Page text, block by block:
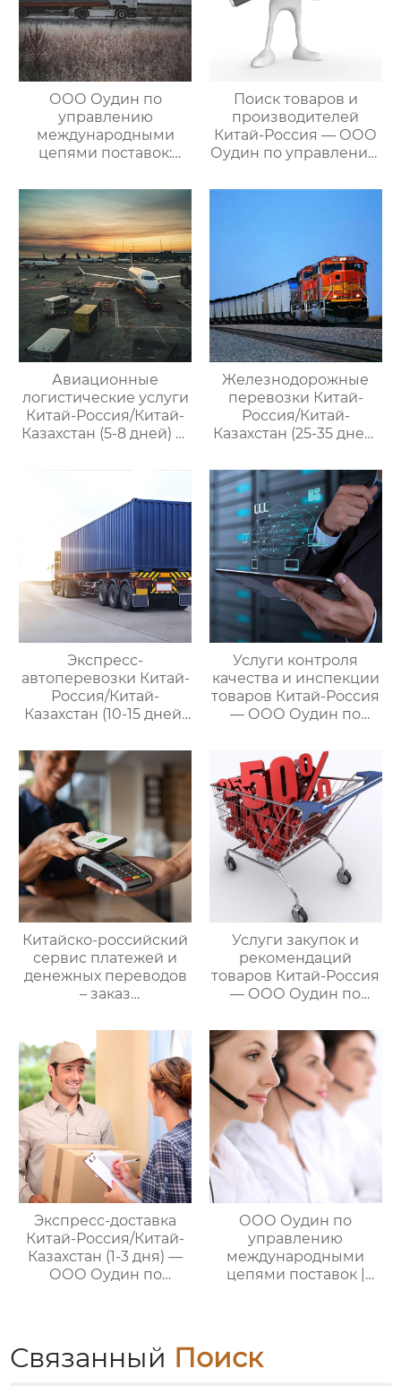
ООО Оудин по
управлению
международными
цепями поставок:
трансграничной
логистики Китай-
Россия/Китай-
Казахстан,
предлагающий
множество
эффективных
способов доставки
для удовлетворения
различных
потребностей
клиентов
Поиск товаров и
производителей
Китай-Россия — ООО
Оудин по управлению
цепями поставок
Авиационные
логистические услуги
Китай-Россия/Китай-
Казахстан (5-8 дней) —
управлению
цепями поставок
Железнодорожные
перевозки Китай-
Россия/Китай-
Казахстан (25-35 дней)
управлению
международными
цепями поставок
Экспресс-
автоперевозки Китай-
Россия/Китай-
Казахстан (10-15 дней)
управлению
международными
цепями поставок
Услуги контроля
качества и инспекции
товаров Китай-Россия
— ООО Оудин по
международными
цепями поставок
Китайско-российский
сервис платежей и
денежных переводов
– заказ
поставок
Услуги закупок и
рекомендаций
товаров Китай-Россия
— ООО Оудин по
международными
цепями поставок
Экспресс-доставка
Китай-Россия/Китай-
Казахстан (1-3 дня) —
ООО Оудин по
ООО Оудин по
управлению
международными
цепями поставок |
закупок Китай-Россия
Связанный Поиск